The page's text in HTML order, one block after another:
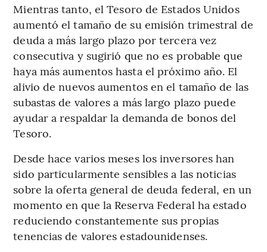
Mientras tanto, el Tesoro de Estados Unidos
aumentó el tamaño de su emisión trimestral de
deuda a más largo plazo por tercera vez
consecutiva y sugirió que no es probable que
haya más aumentos hasta el próximo año. El
alivio de nuevos aumentos en el tamaño de las
subastas de valores a más largo plazo puede
ayudar a respaldar la demanda de bonos del
Tesoro.
Desde hace varios meses los inversores han
sido particularmente sensibles a las noticias
sobre la oferta general de deuda federal, en un
momento en que la Reserva Federal ha estado
reduciendo constantemente sus propias
tenencias de valores estadounidenses.